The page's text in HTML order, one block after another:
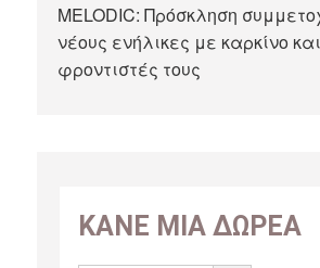
MELODIC: Πρόσκληση
νέους ενήλικες με καρκίνο
φροντιστές τους
ΚΑΝΕ ΜΙΑ ΔΩΡΕΑ